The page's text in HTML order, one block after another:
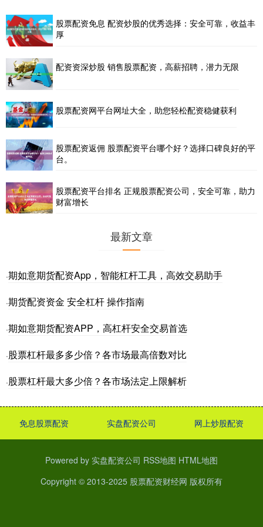
股票配资免息 配资炒股的优秀选择：安全可靠，收益丰
厚
配资资深炒股 销售股票配资，高薪招聘，潜力无限
股票配资网平台网址大全，助您轻松配资稳健获利
股票配资返佣 股票配资平台哪个好？选择口碑良好的平
台。
股票配资平台排名 正规股票配资公司，安全可靠，助力
财富增长
最新文章
·期如意期货配资App，智能杠杆工具，高效交易助手
·期货配资资金 安全杠杆 操作指南
·期如意期货配资APP，高杠杆安全交易首选
·股票杠杆最多多少倍？各市场最高倍数对比
·股票杠杆最大多少倍？各市场法定上限解析
免息股票配资 实盘配资公司 网上炒股配资
Powered by 实盘配资公司 RSS地图 HTML地图
Copyright © 2013-2025 股票配资财经网 版权所有